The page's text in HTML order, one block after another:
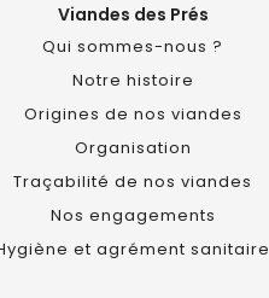
Viandes des Prés
Qui sommes-nous ?
Notre histoire
Origines de nos viandes
Organisation
Traçabilité de nos viandes
Nos engagements
et agrément sanitaire